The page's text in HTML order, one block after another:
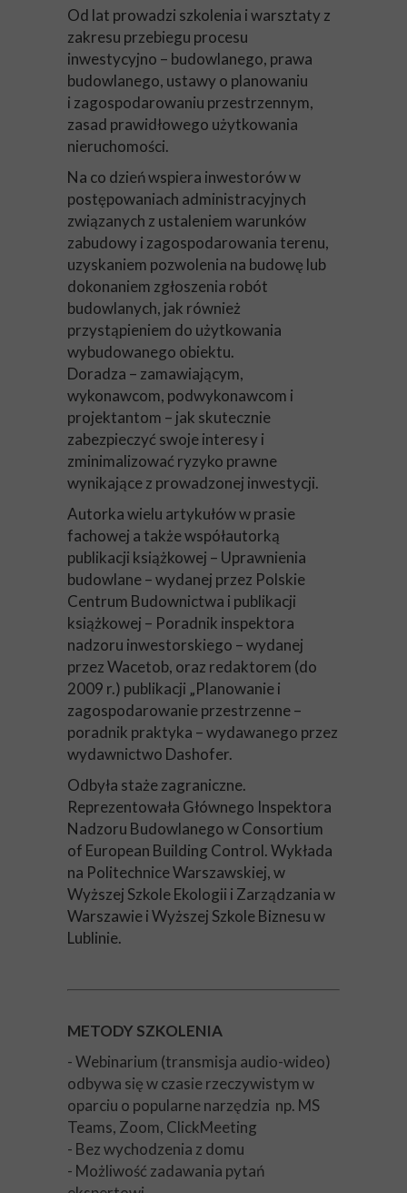
Od lat prowadzi szkolenia i warsztaty z
zakresu przebiegu procesu
inwestycyjno – budowlanego, prawa
budowlanego, ustawy o planowaniu
i zagospodarowaniu przestrzennym,
zasad prawidłowego użytkowania
nieruchomości.
Na co dzień wspiera inwestorów w
postępowaniach administracyjnych
związanych z ustaleniem warunków
zabudowy i zagospodarowania terenu,
uzyskaniem pozwolenia na budowę lub
dokonaniem zgłoszenia robót
budowlanych, jak również
przystąpieniem do użytkowania
wybudowanego obiektu.
Doradza – zamawiającym,
wykonawcom, podwykonawcom i
projektantom – jak skutecznie
zabezpieczyć swoje interesy i
zminimalizować ryzyko prawne
wynikające z prowadzonej inwestycji.
Autorka wielu artykułów w prasie
fachowej a także współautorką
publikacji książkowej – Uprawnienia
budowlane – wydanej przez Polskie
Centrum Budownictwa i publikacji
książkowej – Poradnik inspektora
nadzoru inwestorskiego – wydanej
przez Wacetob, oraz redaktorem (do
2009 r.) publikacji „Planowanie i
zagospodarowanie przestrzenne –
poradnik praktyka – wydawanego przez
wydawnictwo Dashofer.
Odbyła staże zagraniczne.
Reprezentowała Głównego Inspektora
Nadzoru Budowlanego w Consortium
of European Building Control. Wykłada
na Politechnice Warszawskiej, w
Wyższej Szkole Ekologii i Zarządzania w
Warszawie i Wyższej Szkole Biznesu w
Lublinie.
METODY SZKOLENIA
- Webinarium (transmisja audio-wideo)
odbywa się w czasie rzeczywistym w
oparciu o popularne narzędzia np. MS
Teams, Zoom, ClickMeeting
- Bez wychodzenia z domu
- Możliwość zadawania pytań